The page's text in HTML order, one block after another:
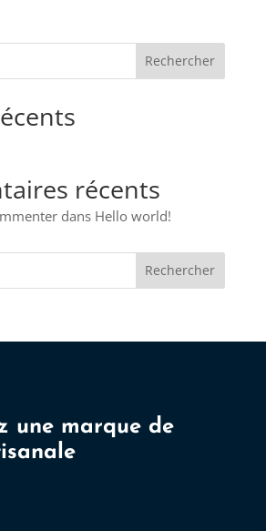
récents
dans Hello world!
Rechercher
une marque de